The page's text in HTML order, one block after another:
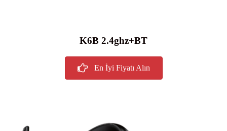
K6B 2.4ghz+BT
En İyi Fiyatı Alın